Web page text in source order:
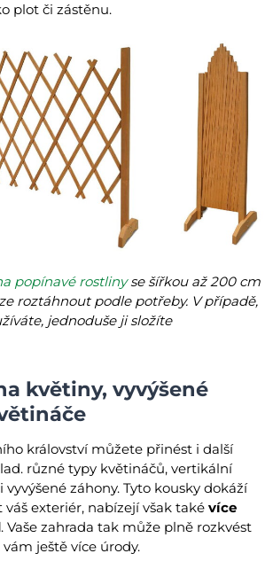
plot či zástěnu.
popínavé rostlinyse šířkou až 200 cm
roztáhnout podle potřeby. V případě,
jednoduše ji složíte
květiny, vyvýšené
království můžete přinést i další
různé typy květináčů, vertikální
vyvýšené záhony. Tyto kousky dokáží
exteriér, nabízejí však také více
. Vaše zahrada tak může plně rozkvést
ještě více úrody.